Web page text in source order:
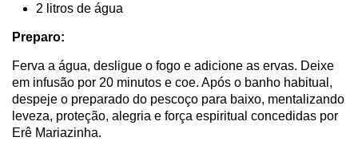
2 litros de água
Preparo:
Ferva a água, desligue o fogo e adicione as ervas. Deixe
em infusão por 20 minutos e coe. Após o banho habitual,
despeje o preparado do pescoço para baixo, mentalizando
leveza, proteção, alegria e força espiritual concedidas por
Erê Mariazinha.